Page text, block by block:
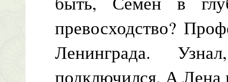
превосходство?
Ленинграда.
подключился. А Лена